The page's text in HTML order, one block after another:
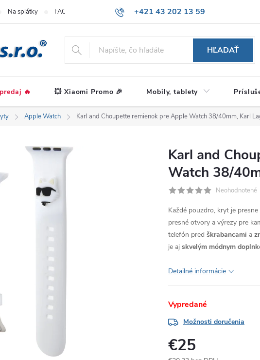
+421 43 202 13 59
Na splátky FAQ
HĽADAŤ
🔥 💥 Xiaomi Promo 🎉 Mobily, tablety
Apple Watch Karl and Choupette remienok pre Apple Watch 38/40mm, Karl
Karl and
Watch 38/
Neohodnotené
Každé pouzdro, kryt je
presné otvory a výrezy pre
telefón pred škrabancami a
je aj skvelým módnym
Detailné informácie
Vypredané
Možnosti doručenia
€25